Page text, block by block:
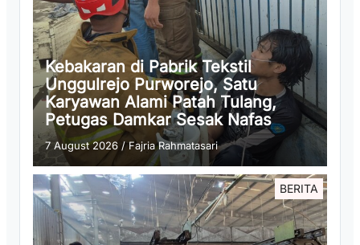
Kebakaran di Pabrik Tekstil
Unggulrejo Purworejo, Satu
Karyawan Alami Patah Tulang,
Petugas Damkar Sesak Nafas
7 August 2026 /Fajria Rahmatasari
BERITA